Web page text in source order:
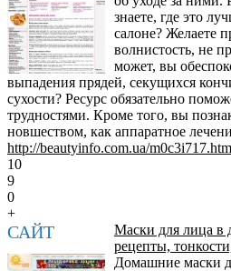
знаете, где это
салоне? Желаете
волнистость, не
может, вы
выпадения прядей, секущихся
сухости? Ресурс обязательно
трудностями. Кроме того, вы
новшеством, как аппаратное
http://beautyinfo.com.ua/
10
9
0
+
САЙТ
Маски для лица в
рецепты,
Домашние маски